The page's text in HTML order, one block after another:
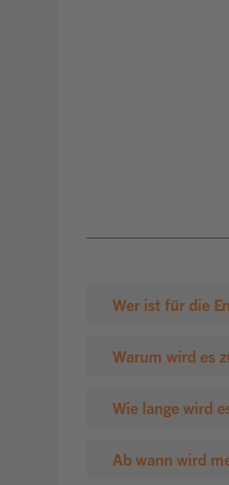
Wer ist für die
Warum wird es
Wie lange wird
Ab wann wird